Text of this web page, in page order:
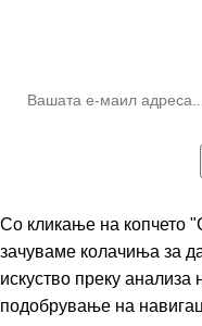
Со кликање на копчето
зачуваме колачиња за
искуство преку анализа
подобрување на